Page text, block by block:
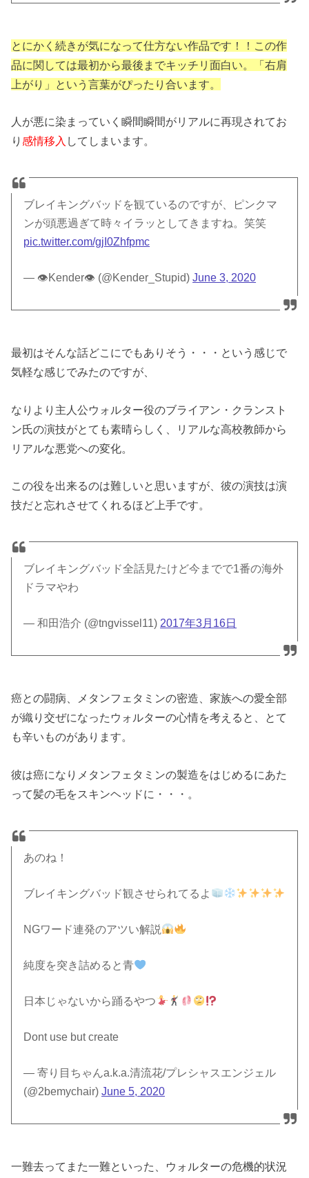
とにかく続きが気になって仕方ない作品です！！この作
品に関しては最初から最後までキッチリ面白い。「右肩
上がり」という言葉がぴったり合います。
人が悪に染まっていく瞬間瞬間がリアルに再現されてお
り感情移入 してしまいます。
ブレイキングバッドを観ているのですが、ピンクマ
ンが頭悪過ぎて時々イラッとしてきますね。笑笑
pic.twitter.com/gjI0Zhfpmc
— 👁Kender👁 (@Kender_Stupid)June 3, 2020
最初はそんな話どこにでもありそう・・・という感じで
気軽な感じでみたのですが、
なりより主人公ウォルター役のブライアン・クランスト
ン氏の演技がとても素晴らしく、リアルな高校教師から
リアルな悪党への変化。
この役を出来るのは難しいと思いますが、彼の演技は演
技だと忘れさせてくれるほど上手です。
ブレイキングバッド全話見たけど今までで1番の海外
ドラマやわ
— 和田浩介 (@tngvissel11) 2017年3月16日
癌との闘病、メタンフェタミンの密造、家族への愛全部
が織り交ぜになったウォルターの心情を考えると、とて
も辛いものがあります。
彼は癌になりメタンフェタミンの製造をはじめるにあた
って髪の毛をスキンヘッドに・・・。
あのね！
ブレイキングバッド観させられてるよ
NGワード連発のアツい解説
純度を突き詰めると青
日本じゃないから踊るやつ
Dont use but create
— 寄り目ちゃんa.k.a.清流花/プレシャスエンジェル
(@2bemychair)June 5, 2020
一難去ってまた一難といった、ウォルターの危機的状況